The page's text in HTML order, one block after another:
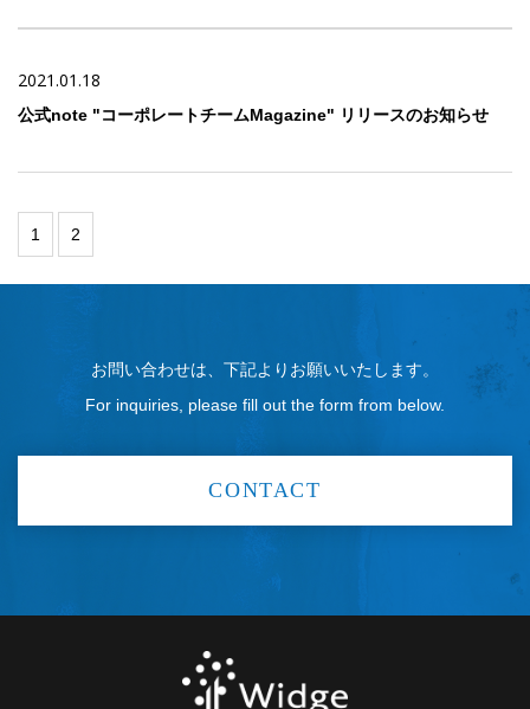
2021.01.18
公式note "コーポレートチームMagazine" リリースのお知らせ
1 2
お問い合わせは、下記よりお願いいたします。
For inquiries, please fill out the form from below.
CONTACT